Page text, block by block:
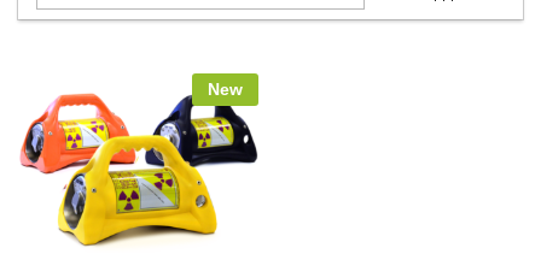
New